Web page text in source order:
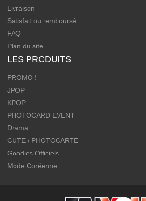
Livraison
Satisfait ou remboursé
FAQ
Plan du site
LES PRODUITS
PROMO !
JPOP
KPOP
PHOTOCARD EVENT
Drama
CUTE / PHOTOCARTE
Goodies Officiels
Mode Coréenne